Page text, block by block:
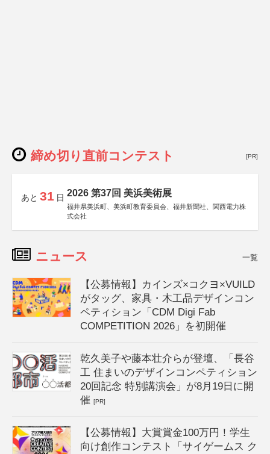
締め切り直前コンテスト [PR]
あと 31 日 2026 第37回 美浜美術展
福井県美浜町、美浜町教育委員会、福井新聞社、関西電力株
式会社
ニュース 一覧
【公募情報】カインズ×コクヨ×VUILD
がタッグ、家具・木工品デザインコン
ペティション「CDM Digi Fab
COMPETITION 2026」を初開催
乾久美子や藤本壮介らが登壇、「長谷
工 住まいのデザインコンペティション
20回記念 特別講演会」が8月19日に開
催[PR]
【公募情報】大賞賞金100万円！学生
向け創作コンテスト「サイゲームス ク